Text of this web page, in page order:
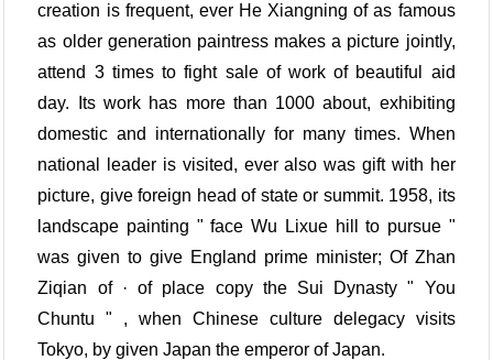
creation is frequent, ever He Xiangning of as famous
as older generation paintress makes a picture jointly,
attend 3 times to fight sale of work of beautiful aid
day. Its work has more than 1000 about, exhibiting
domestic and internationally for many times. When
national leader is visited, ever also was gift with her
picture, give foreign head of state or summit. 1958, its
landscape painting " face Wu Lixue hill to pursue "
was given to give England prime minister; Of Zhan
Ziqian of · of place copy the Sui Dynasty " You
Chuntu " , when Chinese culture delegacy visits
Tokyo, by given Japan the emperor of Japan.